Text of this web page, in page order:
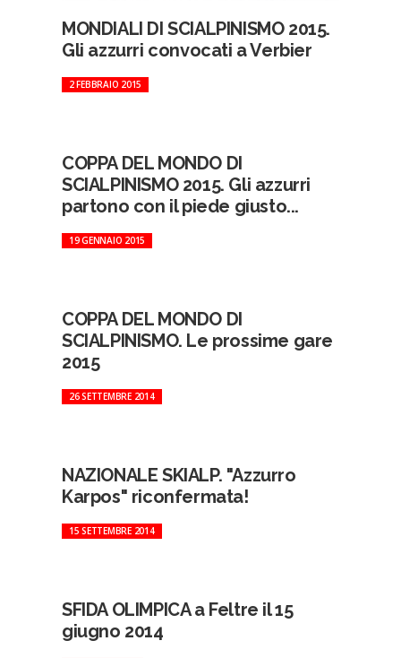
MONDIALI DI SCIALPINISMO 2015.
Gli azzurri convocati a Verbier
2 FEBBRAIO 2015
COPPA DEL MONDO DI
SCIALPINISMO 2015. Gli azzurri
partono con il piede giusto...
19 GENNAIO 2015
COPPA DEL MONDO DI
SCIALPINISMO. Le prossime gare
2015
26 SETTEMBRE 2014
NAZIONALE SKIALP. "Azzurro
Karpos" riconfermata!
15 SETTEMBRE 2014
SFIDA OLIMPICA a Feltre il 15
giugno 2014